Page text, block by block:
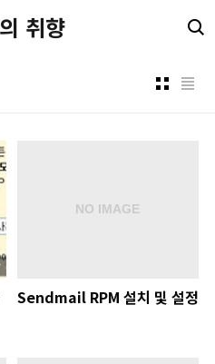
취향
Sendmail RPM 설치 및 설정